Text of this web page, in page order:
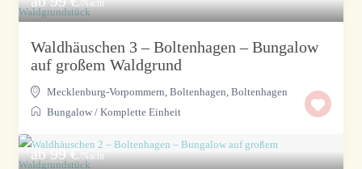
/Nacht
Waldhäuschen 3 – Boltenhagen – Bungalow
auf großem Waldgrund
Mecklenburg-Vorpommern, Boltenhagen,Boltenhagen
Bungalow /Komplette Einheit
ab 99 €/Nacht